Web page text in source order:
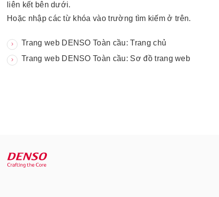
liên kết bên dưới.
Hoặc nhập các từ khóa vào trường tìm kiếm ở trên.
Trang web DENSO Toàn cầu: Trang chủ
Trang web DENSO Toàn cầu: Sơ đồ trang web